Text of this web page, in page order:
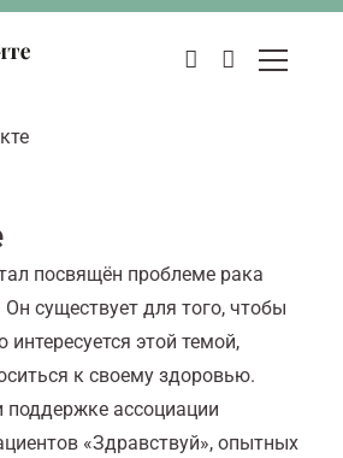
посвящён проблеме рака
существует для того, чтобы
интересуется этой темой,
к своему здоровью.
поддержке ассоциации
«Здравствуй», опытных